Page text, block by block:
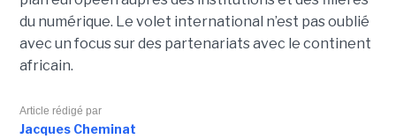
du numérique. Le volet international n’est pas oublié
avec un focus sur des partenariats avec le continent
africain.
Article rédigé par
Jacques Cheminat